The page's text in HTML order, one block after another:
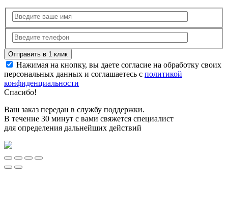
Нажимая на кнопку, вы даете согласие на обработку своих
персональных данных и соглашаетесь с политикой
конфиденциальности
Спасибо!
Ваш заказ передан в службу поддержки.
В течение 30 минут с вами свяжется специалист
для определения дальнейших действий